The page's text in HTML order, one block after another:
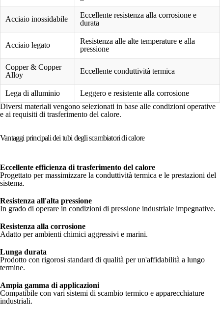
Acciaio inossidabile
Eccellente resistenza alla corrosione e
durata
Acciaio legato
Resistenza alle alte temperature e alla
pressione
Copper & Copper
Alloy
Eccellente conduttività termica
Lega di alluminio
Leggero e resistente alla corrosione
Diversi materiali vengono selezionati in base alle condizioni operative
e ai requisiti di trasferimento del calore.
Vantaggi principali dei tubi degli scambiatori di calore
Eccellente efficienza di trasferimento del calore
Progettato per massimizzare la conduttività termica e le prestazioni del
sistema.
Resistenza all'alta pressione
In grado di operare in condizioni di pressione industriale impegnative.
Resistenza alla corrosione
Adatto per ambienti chimici aggressivi e marini.
Lunga durata
Prodotto con rigorosi standard di qualità per un'affidabilità a lungo
termine.
Ampia gamma di applicazioni
Compatibile con vari sistemi di scambio termico e apparecchiature
industriali.